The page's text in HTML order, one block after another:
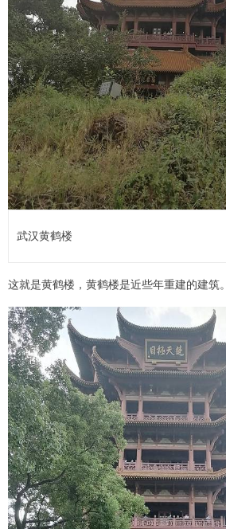
武汉黄鹤楼
这就是黄鹤楼，黄鹤楼是近些年重建的建筑。